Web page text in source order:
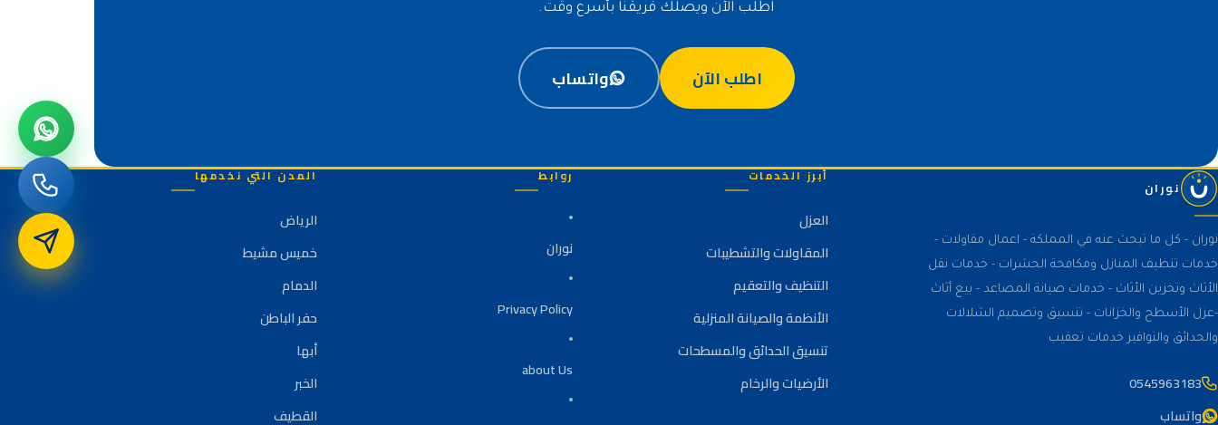
اطلب الآن ويصلك فريقنا بأسرع وقت.
اطلب الآن واتساب
نوران
نوران - كل ما تبحث عنه في المملكة - اعمال مقاولات -
خدمات تنظيف المنازل ومكافحة الحشرات - خدمات نقل
الأثاث وتخزين الأثاث - خدمات صيانة المصاعد - بيع أثاث
-عزل الأسطح والخزانات - تنسيق وتصميم الشلالات
والحدائق والنوافير خدمات تعقيب
0545963183
واتساب
أبرز الخدمات
العزل
المقاولات والتشطيبات
التنظيف والتعقيم
الأنظمة والصيانة المنزلية
تنسيق الحدائق والمسطحات
الأرضيات والرخام
روابط
نوران
Privacy Policy
about Us
المدن التي نخدمها
الرياض
خميس مشيط
الدمام
حفر الباطن
أبها
الخبر
القطيف